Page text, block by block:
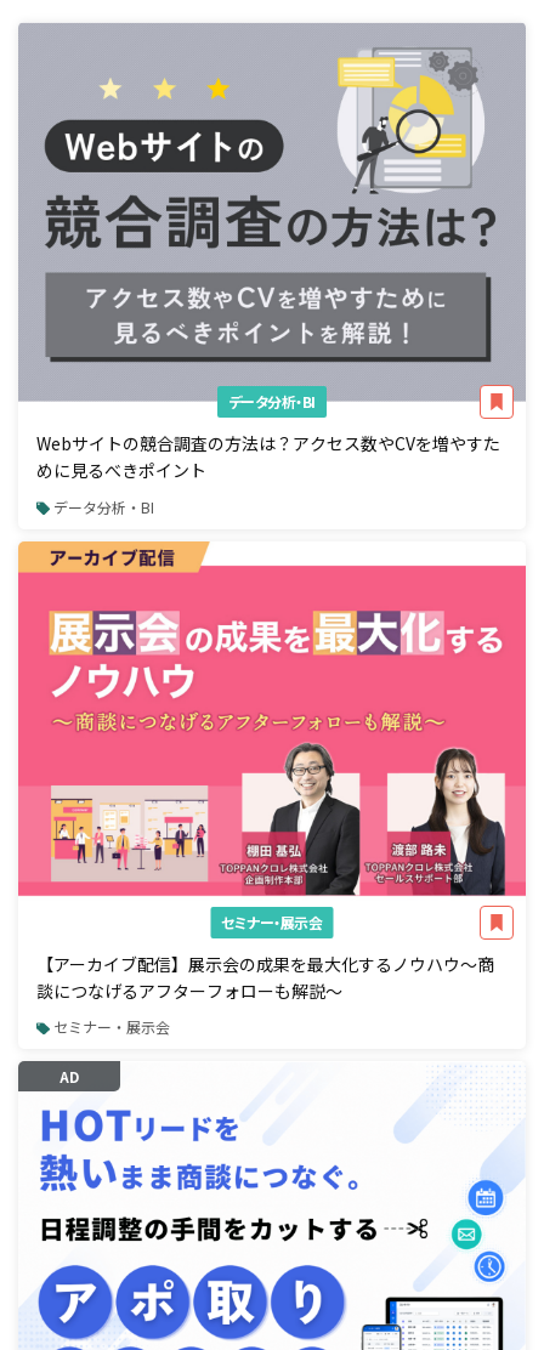
データ分析・BI
Webサイトの競合調査の方法は？アクセス数やCVを増やすた
めに見るべきポイント
データ分析・BI
セミナー・展示会
【アーカイブ配信】展示会の成果を最大化するノウハウ～商
談につなげるアフターフォローも解説～
セミナー・展示会
AD